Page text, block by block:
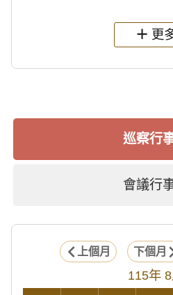
過世後，總統
繼續留住
更
巡察行
會議行
上個月 下個月
115年 8